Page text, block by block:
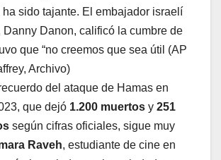
sido tajante. El embajador israelí
Danny Danon, calificó la cumbre de
que “no creemos que sea útil (AP
Archivo)
del ataque de Hamas en
que dejó 1.200 muertos y 251
según cifras oficiales, sigue muy
Raveh, estudiante de cine en